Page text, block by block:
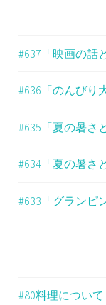
#637「映画の話
#636「のんびり
#635「夏の暑さ
#634「夏の暑さ
#633「グランピ
#80料理につい